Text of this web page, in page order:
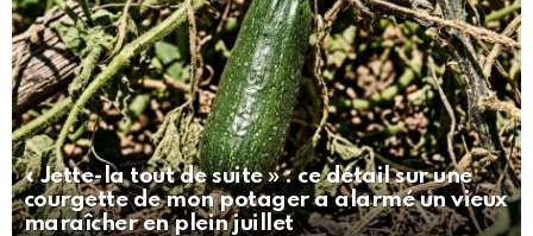
« Jette-la tout de suite » : ce détail sur une
courgette de mon potager a alarmé un vieux
maraîcher en plein juillet